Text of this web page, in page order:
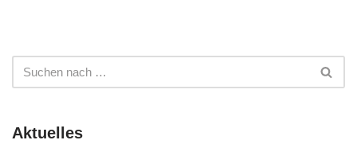
Aktuelles